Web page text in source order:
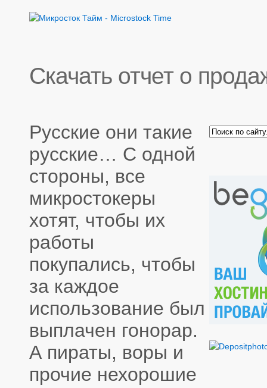
Скачать отчет о
Русские они такие
русские… С одной
стороны, все
микростокеры
хотят, чтобы их
работы
покупались, чтобы
за каждое
использование был
выплачен гонорар.
А пираты, воры и
прочие нехорошие